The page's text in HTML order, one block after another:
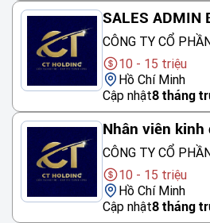
SALES ADMIN
CÔNG TY CỔ
10 - 15 triệu
Hồ Chí Minh
Cập nhật8 tháng
Nhân viên kinh
CÔNG TY CỔ
10 - 15 triệu
Hồ Chí Minh
Cập nhật8 tháng